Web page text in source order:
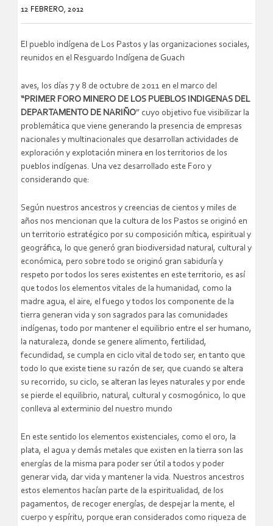
12 FEBRERO, 2012
El pueblo indígena de Los Pastos y las organizaciones sociales,
reunidos en el Resguardo Indígena de Guach
aves, los días 7 y 8 de octubre de 2011 en el marco del
“PRIMER FORO MINERO DE LOS PUEBLOS INDIGENAS DEL
DEPARTAMENTO DE NARIÑO” cuyo objetivo fue visibilizar la
problemática que viene generando la presencia de empresas
nacionales y multinacionales que desarrollan actividades de
exploración y explotación minera en los territorios de los
pueblos indígenas. Una vez desarrollado este Foro y
considerando que:
Según nuestros ancestros y creencias de cientos y miles de
años nos mencionan que la cultura de los Pastos se originó en
un territorio estratégico por su composición mítica, espiritual y
geográfica, lo que generó gran biodiversidad natural, cultural y
económica, pero sobre todo se originó gran sabiduría y
respeto por todos los seres existentes en este territorio, es así
que todos los elementos vitales de la humanidad, como la
madre agua, el aire, el fuego y todos los componente de la
tierra generan vida y son sagrados para las comunidades
indígenas, todo por mantener el equilibrio entre el ser humano,
la naturaleza, donde se genere alimento, fertilidad,
fecundidad, se cumpla en ciclo vital de todo ser, en tanto que
todo lo que existe tiene su razón de ser, que cuando se altera
su recorrido, su ciclo, se alteran las leyes naturales y por ende
se pierde el equilibrio, natural, cultural y cosmogónico, lo que
conlleva al exterminio del nuestro mundo
En este sentido los elementos existenciales, como el oro, la
plata, el agua y demás metales que existen en la tierra son las
energías de la misma para poder ser útil a todos y poder
generar vida, dar vida y mantener la vida. Nuestros ancestros
estos elementos hacían parte de la espiritualidad, de los
pagamentos, de recoger energías, de despejar la mente, el
cuerpo y espíritu, porque eran considerados como riqueza de